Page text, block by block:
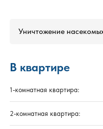
Уничтожение
В квартире
1-комнатная квартира:
2-комнатная квартира: